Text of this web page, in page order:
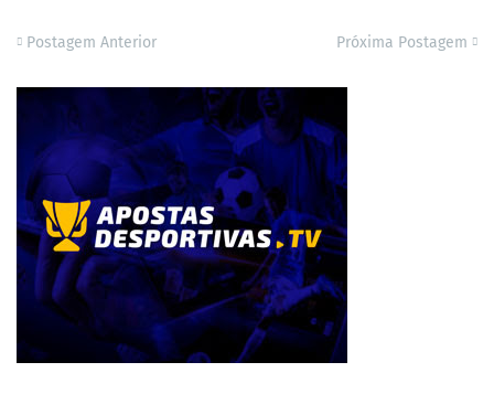
Postagem Anterior Próxima Postagem